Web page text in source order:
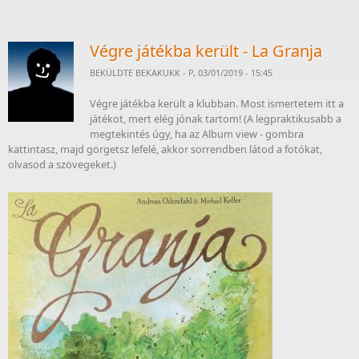
Végre játékba került - La Granja
BEKÜLDTE BEKAKUKK - P, 03/01/2019 - 15:45
Végre játékba került a klubban. Most ismertetem itt a
játékot, mert elég jónak tartom! (A legpraktikusabb a
megtekintés úgy, ha az Album view - gombra
kattintasz, majd görgetsz lefelé, akkor sorrendben látod a fotókat,
olvasod a szövegeket.)